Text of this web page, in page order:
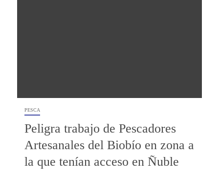
PESCA
Peligra trabajo de Pescadores
Artesanales del Biobío en zona a
la que tenían acceso en Ñuble